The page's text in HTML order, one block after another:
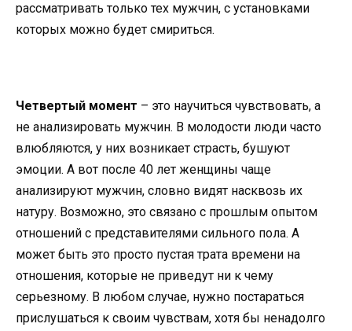
рассматривать только тех мужчин, с установками
которых можно будет смириться.
Четвертый момент – это научиться чувствовать, а
не анализировать мужчин. В молодости люди часто
влюбляются, у них возникает страсть, бушуют
эмоции. А вот после 40 лет женщины чаще
анализируют мужчин, словно видят насквозь их
натуру. Возможно, это связано с прошлым опытом
отношений с представителями сильного пола. А
может быть это просто пустая трата времени на
отношения, которые не приведут ни к чему
серьезному. В любом случае, нужно постараться
прислушаться к своим чувствам, хотя бы ненадолго